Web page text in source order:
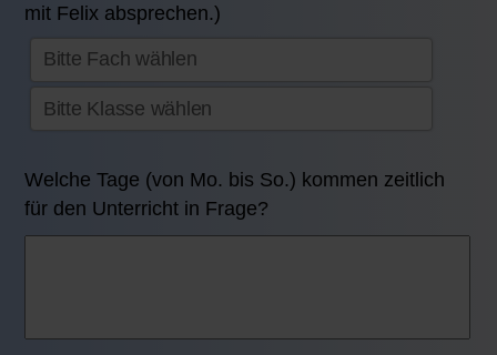
mit Felix absprechen.)
Welche Tage (von Mo. bis So.) kommen zeitlich
für den Unterricht in Frage?